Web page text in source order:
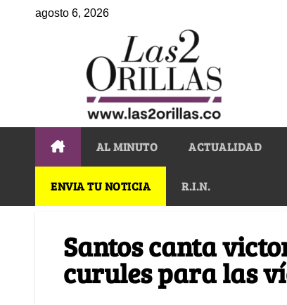
agosto 6, 2026
AL MINUTO ACTUALIDAD
ENVIA TU NOTICIA R.I.N.
Santos canta
curules para las